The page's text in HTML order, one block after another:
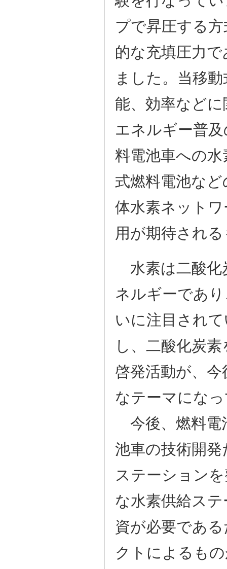
プで昇圧する
的な充填圧力
ました。当移
能、効率など
エネルギー普
料電池車への
式燃料電池な
体水素ネット
用が期待され
水素は二酸化
ネルギーであ
いに注目され
し、二酸化炭
啓発活動が、
なテーマにな
今後、燃料電
池車の技術開
ステーション
な水素供給ス
資が必要であ
クトによるも